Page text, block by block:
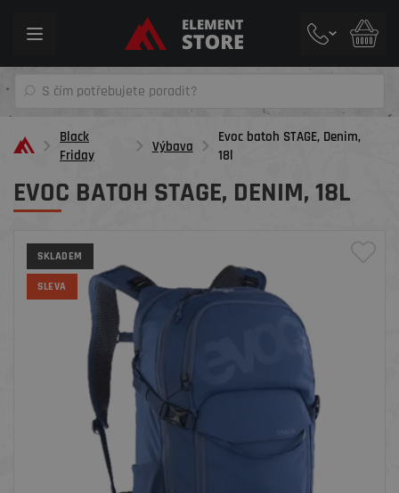
Toggle
Black
Friday
Výbava
Evoc batoh STAGE, Denim,
18l
EVOC BATOH STAGE, DENIM, 18L
SKLADEM
SLEVA